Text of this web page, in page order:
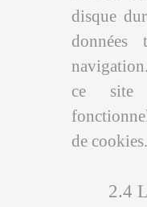
disque
données
ce site
de cookies.
2.4